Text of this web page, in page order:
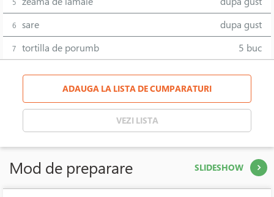
6 sare dupa gust
7 tortilla de porumb 5 buc
ADAUGA LA LISTA DE CUMPARATURI
VEZI LISTA
Mod de preparare SLIDESHOW